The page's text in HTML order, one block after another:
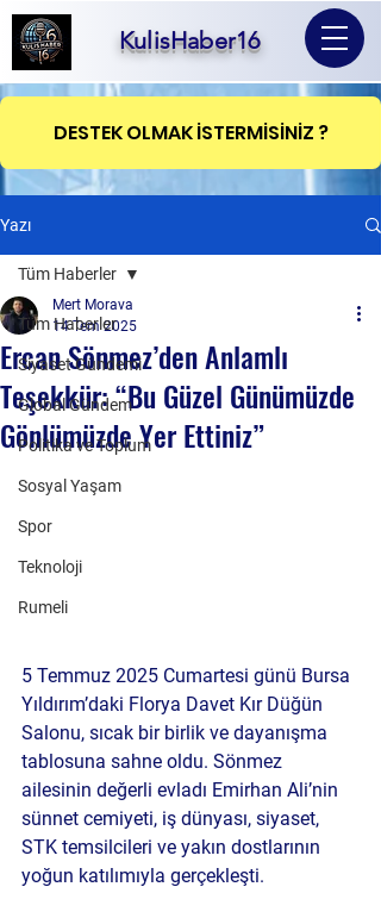
KulisHaber16
DESTEK OLMAK İSTERMİSİNİZ ?
Yazı
Tüm Haberler
Siyaset Gündemi
Global Gündem
Politika ve Toplum
Sosyal Yaşam
Spor
Teknoloji
Rumeli
Tüm Haberler
Ercan Sönmez’den Anlamlı
Teşekkür: “Bu Güzel Günümüzde
Gönlümüzde Yer Ettiniz”
Mert Morava
14 Tem 2025
5 Temmuz 2025 Cumartesi günü Bursa
Yıldırım’daki Florya Davet Kır Düğün
Salonu, sıcak bir birlik ve dayanışma
tablosuna sahne oldu. Sönmez
ailesinin değerli evladı Emirhan Ali’nin
sünnet cemiyeti, iş dünyası, siyaset,
STK temsilcileri ve yakın dostlarının
yoğun katılımıyla gerçekleşti.